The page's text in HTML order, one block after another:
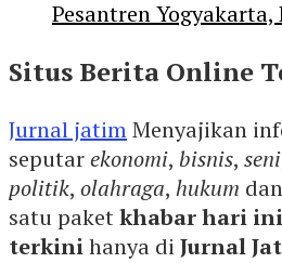
Pesantren
Situs Berita Online
Jurnal jatimMenyajikan
seputarekonomi, bisnis, seni
politik, olahraga, hukum dan
satu paketkhabar hari
terkinihanya di Jurnal